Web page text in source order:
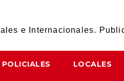
e Internacionales.
POLICIALES LOCALES